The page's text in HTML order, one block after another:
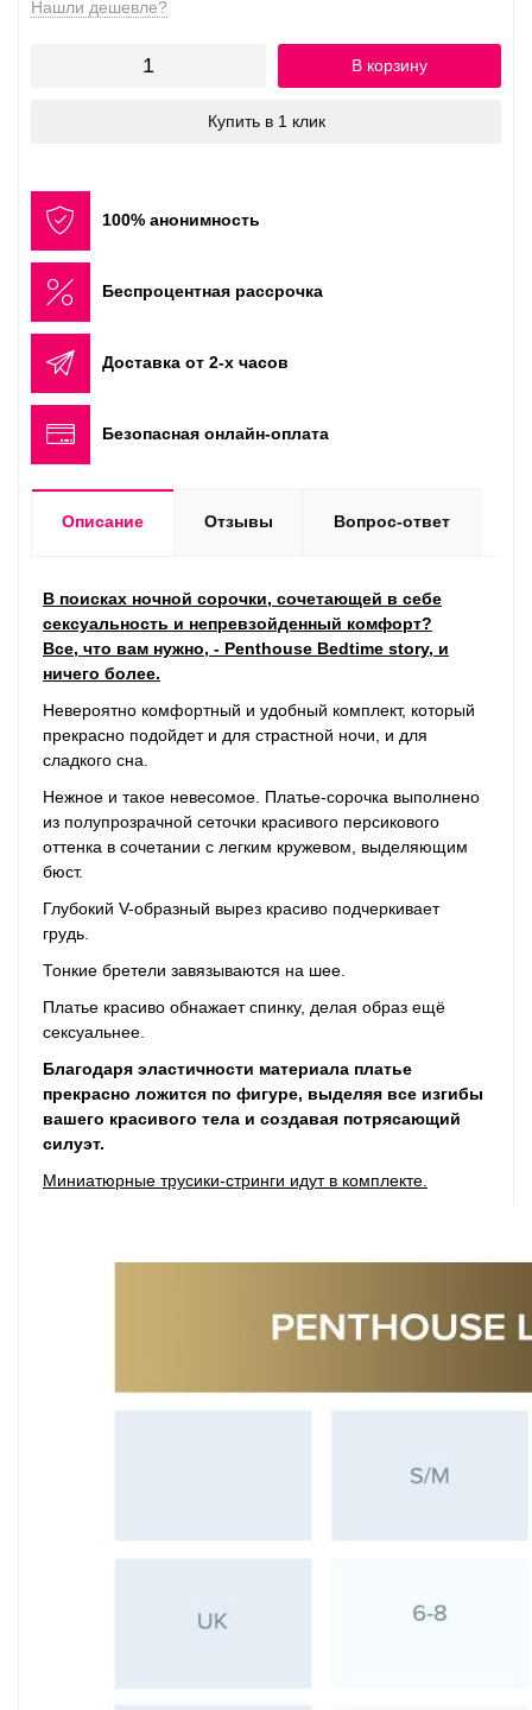
Нашли дешевле?
В корзину
Купить в 1 клик
100% анонимность
Беспроцентная рассрочка
Доставка от 2-х часов
Безопасная онлайн-оплата
Описание Отзывы Вопрос-ответ
В поисках ночной сорочки, сочетающей в себе
сексуальность и непревзойденный комфорт?
Все, что вам нужно, - Penthouse Bedtime story, и
ничего более.
Невероятно комфортный и удобный комплект, который
прекрасно подойдет и для страстной ночи, и для
сладкого сна.
Нежное и такое невесомое. Платье-сорочка выполнено
из полупрозрачной сеточки красивого персикового
оттенка в сочетании с легким кружевом, выделяющим
бюст.
Глубокий V-образный вырез красиво подчеркивает
грудь.
Тонкие бретели завязываются на шее.
Платье красиво обнажает спинку, делая образ ещё
сексуальнее.
Благодаря эластичности материала платье
прекрасно ложится по фигуре, выделяя все изгибы
вашего красивого тела и создавая потрясающий
силуэт.
Миниатюрные трусики-стринги идут в комплекте.